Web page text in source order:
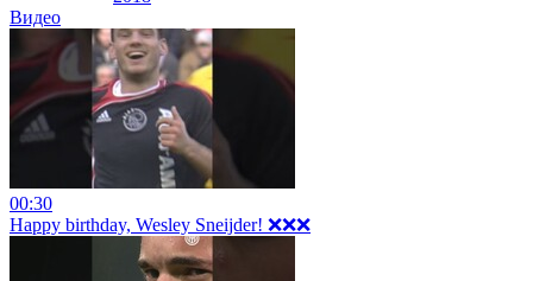
Видео
00:30
Happy birthday, Wesley Sneijder! ❌❌❌